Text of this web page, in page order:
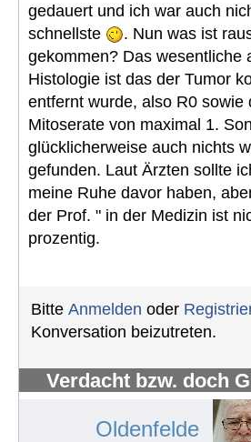
gedauert und ich war auch
schnellste
. Nun was ist
gekommen? Das wesentliche
Histologie ist das der Tumor
entfernt wurde, also R0 sowie
Mitoserate von maximal 1.
glücklicherweise auch nichts
gefunden. Laut Ärzten sollte
meine Ruhe davor haben,
der Prof. " in der Medizin ist
prozentig.
Bitte Anmelden oder
Konversation beizutreten.
Verdacht bzw. doch
Oldenfelde